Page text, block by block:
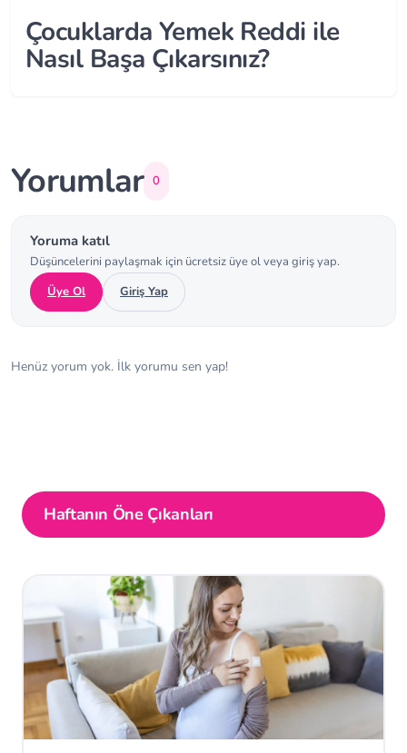
Çocuklarda Yemek Reddi ile
Nasıl Başa Çıkarsınız?
Yorumlar 0
Yoruma katıl
Düşüncelerini paylaşmak için ücretsiz üye ol veya giriş yap.
Üye Ol
Giriş Yap
Henüz yorum yok. İlk yorumu sen yap!
Haftanın Öne Çıkanları